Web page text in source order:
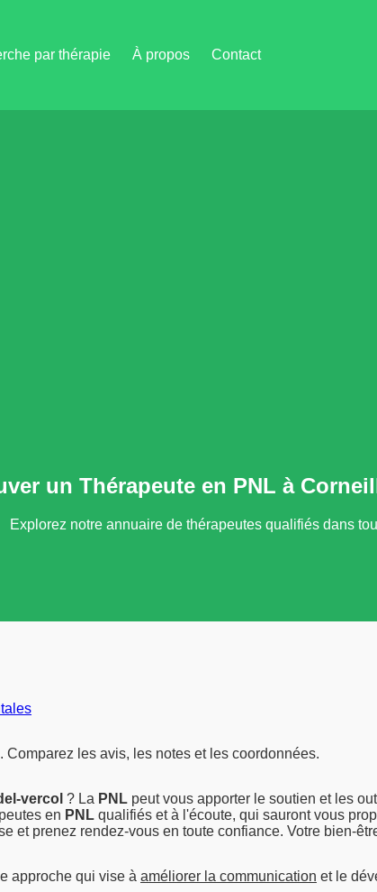
par thérapie À propos Contact
un Thérapeute en PNL à
Explorez notre annuaire de thérapeutes qualifiés dans
les avis, les notes et les coordonnées.
vercol ? La PNL peut vous apporter le soutien et les
en PNL qualifiés et à l'écoute, qui sauront vous
et prenez rendez-vous en toute confiance. Votre bien-
approche qui vise à améliorer la communication et le